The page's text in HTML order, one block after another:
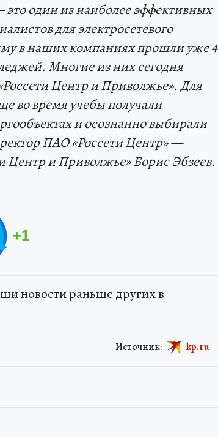
один из наиболее эффективных
для электросетевого
в наших компаниях прошли уже 4
Многие из них сегодня
Центр и Приволжье». Для
во время учебы получали
и осознанно выбирали
ПАО «Россети Центр» —
Центр и Приволжье» Борис Эбзеев.
+1
новости раньше других в
Источник: kp.ru